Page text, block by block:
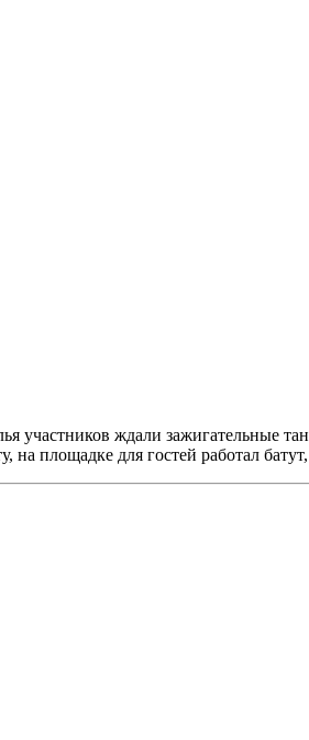
участников ждали зажигательные
площадке для гостей работал